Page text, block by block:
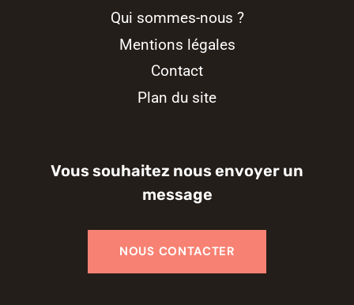
Qui sommes-nous ?
Mentions légales
Contact
Plan du site
Vous souhaitez nous envoyer un
message